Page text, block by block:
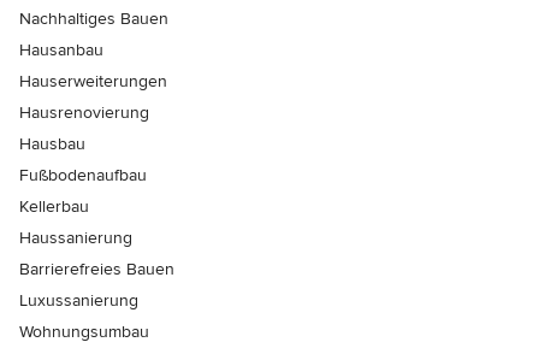
Nachhaltiges Bauen
Hausanbau
Hauserweiterungen
Hausrenovierung
Hausbau
Fußbodenaufbau
Kellerbau
Haussanierung
Barrierefreies Bauen
Luxussanierung
Wohnungsumbau